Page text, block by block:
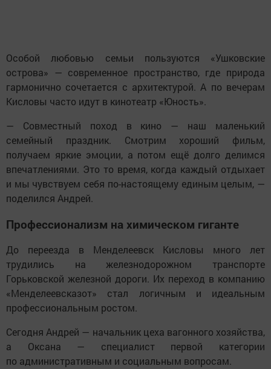
Особой любовью семьи пользуются «Ушковские
острова» — современное пространство, где природа
гармонично сочетается с архитектурой. А по вечерам
Кисловы часто идут в кинотеатр «Юность».
— Совместный поход в кино — наш маленький
семейный праздник. Смотрим хороший фильм,
получаем яркие эмоции, а потом ещё долго делимся
впечатлениями. Это то время, когда каждый отдыхает
и мы чувствуем себя по-настоящему единым целым, —
поделился Андрей.
Профессионализм на химическом гиганте
До переезда в Менделеевск Кисловы много лет
трудились на железнодорожном транспорте
Горьковской железной дороги. Их переход в компанию
«Менделеевсказот» стал логичным и идеальным
профессиональным ростом.
Сегодня Андрей — начальник цеха вагонного хозяйства,
а Оксана — специалист первой категории
по административным и социальным вопросам.